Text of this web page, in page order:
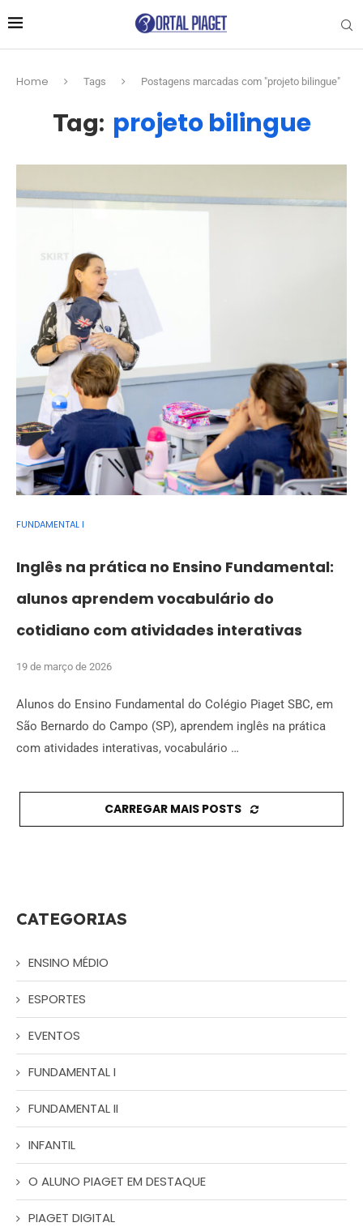
Home Tags Postagens marcadas com "projeto bilingue"
Tag: projeto bilingue
FUNDAMENTAL I
Inglês na prática no Ensino Fundamental:
alunos aprendem vocabulário do
cotidiano com atividades interativas
19 de março de 2026
Alunos do Ensino Fundamental do Colégio Piaget SBC, em
São Bernardo do Campo (SP), aprendem inglês na prática
com atividades interativas, vocabulário …
CARREGAR MAIS POSTS
CATEGORIAS
ENSINO MÉDIO
ESPORTES
EVENTOS
FUNDAMENTAL I
FUNDAMENTAL II
INFANTIL
O ALUNO PIAGET EM DESTAQUE
PIAGET DIGITAL